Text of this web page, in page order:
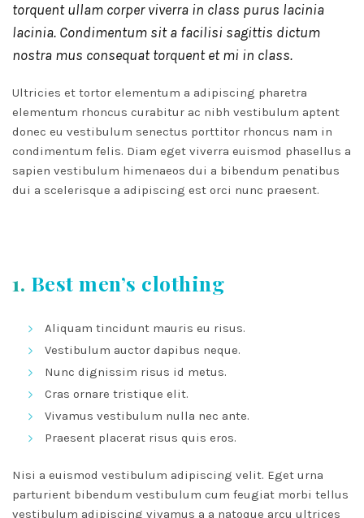
torquent ullam corper viverra in class purus lacinia
lacinia. Condimentum sit a facilisi sagittis dictum
nostra mus consequat torquent et mi in class.
Ultricies et tortor elementum a adipiscing pharetra
elementum rhoncus curabitur ac nibh vestibulum aptent
donec eu vestibulum senectus porttitor rhoncus nam in
condimentum felis. Diam eget viverra euismod phasellus a
sapien vestibulum himenaeos dui a bibendum penatibus
dui a scelerisque a adipiscing est orci nunc praesent.
1. Best men’s clothing
Aliquam tincidunt mauris eu risus.
Vestibulum auctor dapibus neque.
Nunc dignissim risus id metus.
Cras ornare tristique elit.
Vivamus vestibulum nulla nec ante.
Praesent placerat risus quis eros.
Nisi a euismod vestibulum adipiscing velit. Eget urna
parturient bibendum vestibulum cum feugiat morbi tellus
vestibulum adipiscing vivamus a a natoque arcu ultrices